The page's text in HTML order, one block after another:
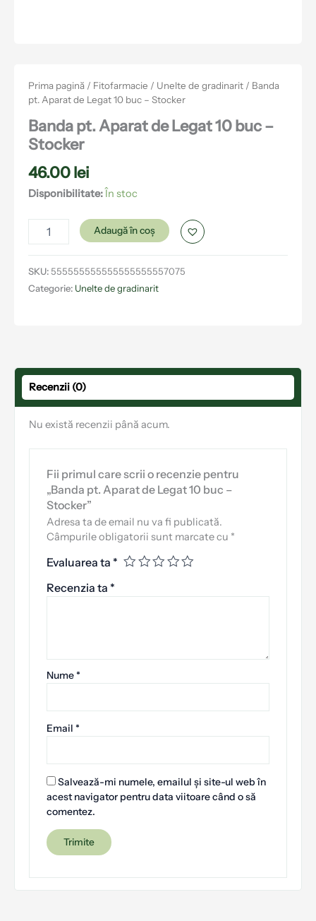
Prima pagină / Fitofarmacie / Unelte de gradinarit / Banda
pt. Aparat de Legat 10 buc – Stocker
Banda pt. Aparat de Legat 10 buc –
Stocker
46.00lei
Disponibilitate:În stoc
Adaugă în coș
SKU:555555555555555555557075
Categorie: Unelte de gradinarit
Recenzii (0)
Nu există recenzii până acum.
Fii primul care scrii o recenzie pentru
„Banda pt. Aparat de Legat 10 buc –
Stocker”
Adresa ta de email nu va fi publicată.
Câmpurile obligatorii sunt marcate cu *
Evaluarea ta *
Recenzia ta *
Nume*
Email*
Salvează-mi numele, emailul și site-ul web în
acest navigator pentru data viitoare când o să
comentez.